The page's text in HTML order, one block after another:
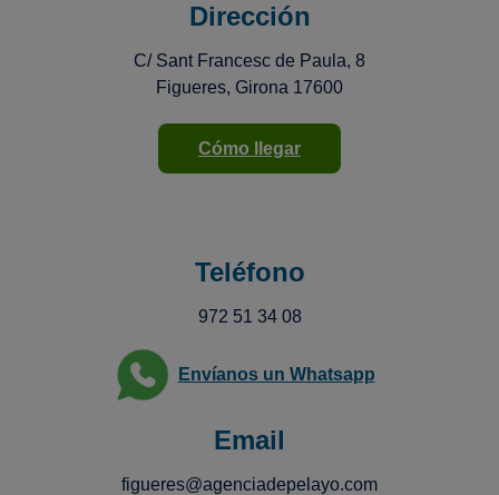
Dirección
C/ Sant Francesc de Paula, 8
Figueres, Girona 17600
Cómo llegar
Teléfono
972 51 34 08
Envíanos un Whatsapp
Email
figueres@agenciadepelayo.com